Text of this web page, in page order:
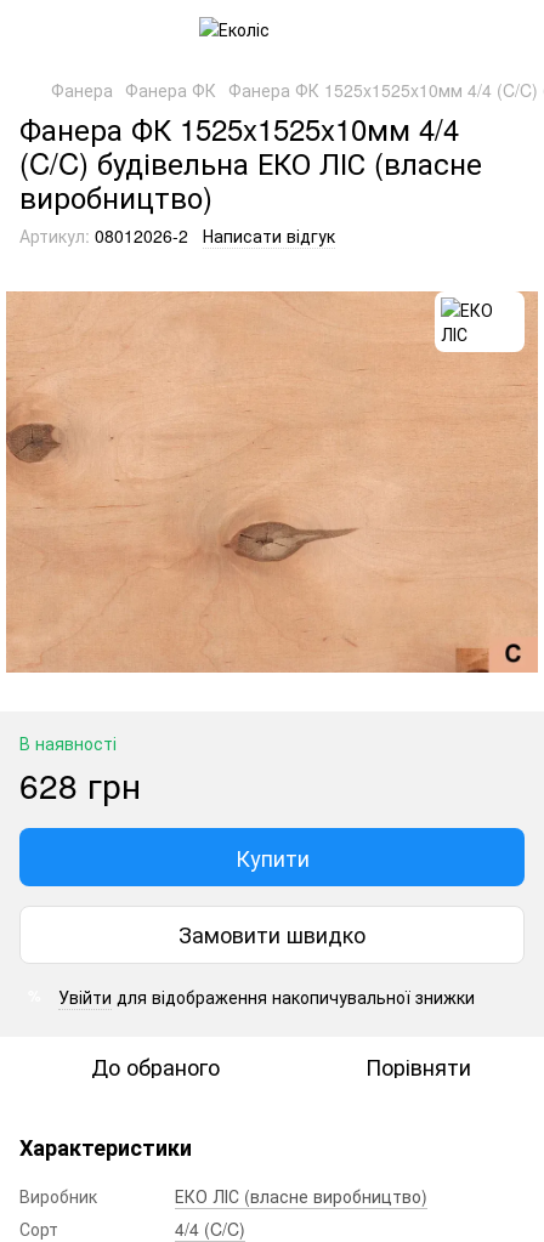
Фанера Фанера ФК Фанера ФК 1525x1525x10мм 4/4 (C/C)
Фанера ФК 1525x1525x10мм 4/4
(C/C) будівельна ЕКО ЛІС (власне
виробництво)
Артикул: 08012026-2 Написати відгук
В наявності
628 грн
Купити
Замовити швидко
Увійти для відображення накопичувальної знижки
До обраного Порівняти
Характеристики
Виробник
ЕКО ЛІС (власне виробництво)
Сорт
4/4 (C/C)